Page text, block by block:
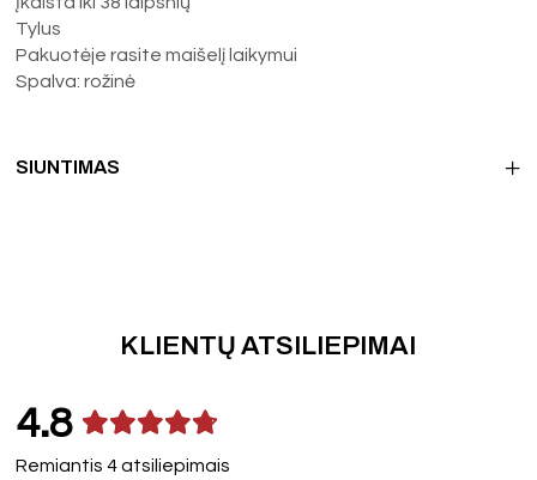
Tylus
Pakuotėje rasite maišelį laikymui
Spalva: rožinė
SIUNTIMAS
KLIENTŲ ATSILIEPIMAI
4.8
Remiantis 4 atsiliepimais